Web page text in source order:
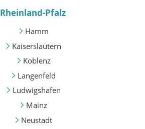
Rheinland-Pfalz
Hamm
Kaiserslautern
Koblenz
Langenfeld
Ludwigshafen
Mainz
Neustadt